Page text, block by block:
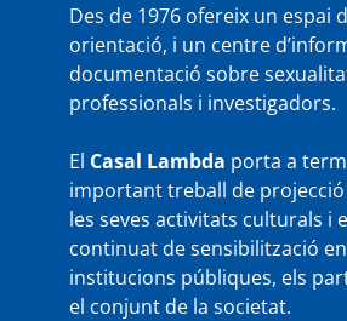
Des de 1976 ofereix un espai
orientació, i un centre
documentació sobre
professionals i investigadors.
El Casal Lambda porta a
important treball de projecció
les seves activitats culturals i
continuat de sensibilització
institucions públiques, els
el conjunt de la societat.